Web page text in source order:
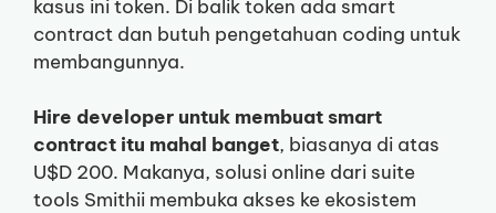
kasus ini token. Di balik token ada smart
contract dan butuh pengetahuan coding untuk
membangunnya.
Hire developer untuk membuat smart
contract itu mahal banget, biasanya di atas
U$D 200. Makanya, solusi online dari suite
tools Smithii membuka akses ke ekosistem